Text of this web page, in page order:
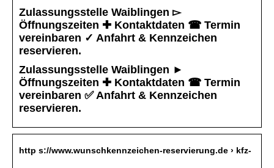
Zulassungsstelle Waiblingen ▻
Öffnungszeiten ✚ Kontaktdaten ☎ Termin
vereinbaren ✓ Anfahrt & Kennzeichen
reservieren.
Zulassungsstelle Waiblingen ►
Öffnungszeiten ✚ Kontaktdaten ☎ Termin
vereinbaren ✅ Anfahrt & Kennzeichen
reservieren.
http s://www.wunschkennzeichen-reservierung.de › kfz-